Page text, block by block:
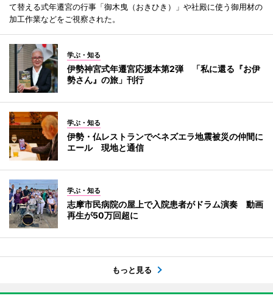
て替える式年遷宮の行事「御木曳（おきひき）」や社殿に使う御用材の
加工作業などをご視察された。
学ぶ・知る
伊勢神宮式年遷宮応援本第2弾 「私に還る『お伊
勢さん』の旅」刊行
学ぶ・知る
伊勢・仏レストランでベネズエラ地震被災の仲間に
エール 現地と通信
学ぶ・知る
志摩市民病院の屋上で入院患者がドラム演奏 動画
再生が50万回超に
もっと見る